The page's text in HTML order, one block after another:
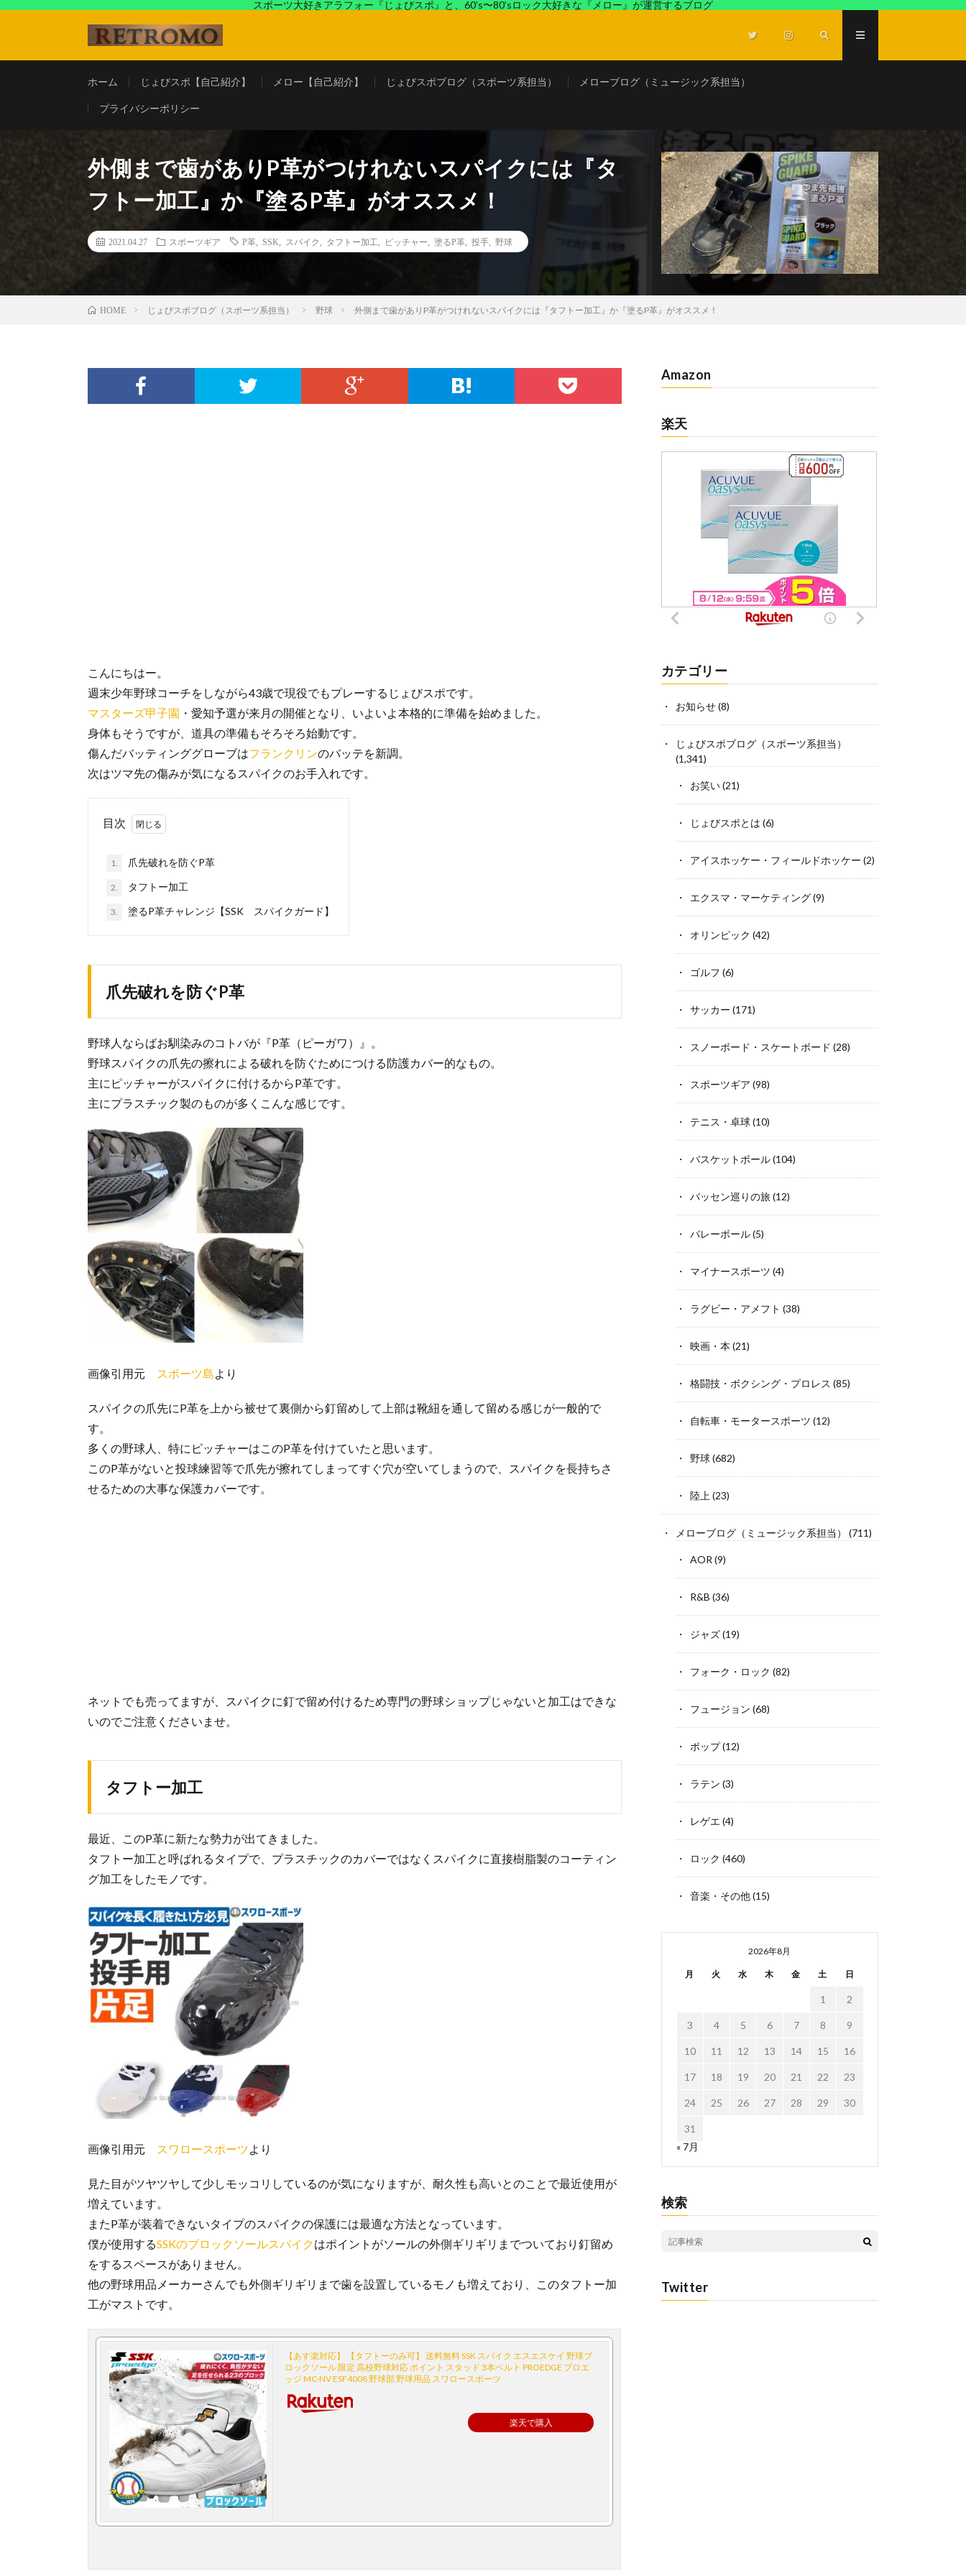
スポーツ大好きアラフォー『じょびスポ』と、60’s〜80’sロック大好きな『メロー』が運営するブログ
ホーム じょびスポ【自己紹介】 メロー【自己紹介】 じょびスポブログ（スポーツ系担当） メローブログ（ミュージック系担当）
プライバシーポリシー
外側まで歯がありP革がつけれないスパイクには『タ
フトー加工』か『塗るP革』がオススメ！
2021.04.27 スポーツギア P革 SSK スパイク タフトー加工 ピッチャー 塗るP革 投手 野球
HOME じょびスポブログ（スポーツ系担当） 野球 外側まで歯がありP革がつけれないスパイクには『タフトー加工』か『塗るP革』がオススメ！
こんにちはー。
週末少年野球コーチをしながら43歳で現役でもプレーするじょびスポです。
マスターズ甲子園 ・愛知予選が来月の開催となり、いよいよ本格的に準備を始めました。
身体もそうですが、道具の準備もそろそろ始動です。
傷んだバッティンググローブはフランクリンのバッテを新調。
次はツマ先の傷みが気になるスパイクのお手入れです。
目次
1. 爪先破れを防ぐP革
2. タフトー加工
3. 塗るP革チャレンジ【SSK スパイクガード】
爪先破れを防ぐP革
野球人ならばお馴染みのコトバが『P革（ピーガワ）』。
野球スパイクの爪先の擦れによる破れを防ぐためにつける防護カバー的なもの。
主にピッチャーがスパイクに付けるからP革です。
主にプラスチック製のものが多くこんな感じです。
画像引用元 スポーツ島より
スパイクの爪先にP革を上から被せて裏側から釘留めして上部は靴紐を通して留める感じが一般的で
す。
多くの野球人、特にピッチャーはこのP革を付けていたと思います。
このP革がないと投球練習等で爪先が擦れてしまってすぐ穴が空いてしまうので、スパイクを長持ちさ
せるための大事な保護カバーです。
ネットでも売ってますが、スパイクに釘で留め付けるため専門の野球ショップじゃないと加工はできな
いのでご注意くださいませ。
タフトー加工
最近、このP革に新たな勢力が出てきました。
タフトー加工と呼ばれるタイプで、プラスチックのカバーではなくスパイクに直接樹脂製のコーティン
グ加工をしたモノです。
画像引用元 スワロースポーツより
見た目がツヤツヤして少しモッコリしているのが気になりますが、耐久性も高いとのことで最近使用が
増えています。
またP革が装着できないタイプのスパイクの保護には最適な方法となっています。
僕が使用するSSKのブロックソールスパイクはポイントがソールの外側ギリギリまでついており釘留め
をするスペースがありません。
他の野球用品メーカーさんでも外側ギリギリまで歯を設置しているモノも増えており、このタフトー加
工がマストです。
【あす楽対応】 【タフトーのみ可】 送料無料 SSK スパイク エスエスケイ 野球ブ
ロックソール 限定 高校野球対応 ポイント スタッド 3本ベルト PROEDGE プロエ
ッジ MC-NV ESF4008 野球部 野球用品 スワロースポーツ
楽天で購入
Amazon
楽天
カテゴリー
お知らせ(8)
じょびスポブログ（スポーツ系担当）
(1,341)
お笑い(21)
じょびスポとは (6)
アイスホッケー・フィールドホッケー (2)
エクスマ・マーケティング(9)
オリンピック (42)
ゴルフ (6)
サッカー (171)
スノーボード・スケートボード (28)
スポーツギア (98)
テニス・卓球(10)
バスケットボール(104)
バッセン巡りの旅(12)
バレーボール(5)
マイナースポーツ (4)
ラグビー・アメフト (38)
映画・本 (21)
格闘技・ボクシング・プロレス (85)
自転車・モータースポーツ (12)
野球(682)
陸上 (23)
メローブログ（ミュージック系担当） (711)
AOR (9)
R&B (36)
ジャズ(19)
フォーク・ロック (82)
フュージョン (68)
ポップ(12)
ラテン (3)
レゲエ (4)
ロック (460)
音楽・その他(15)
2026年8月
月 火 水 木 金 土 日
1 2
3 4 5 6 7 8 9
10 11 12 13 14 15 16
17 18 19 20 21 22 23
24 25 26 27 28 29 30
31
« 7月
検索
Twitter